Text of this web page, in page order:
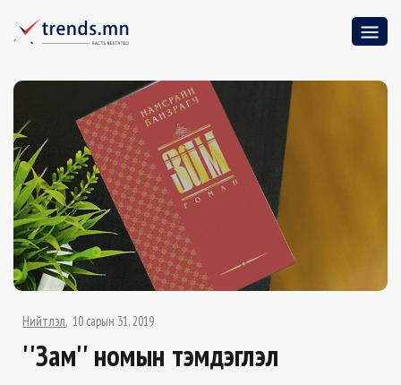
Нийтлэл 10 сарын 31, 2019
''Зам'' номын тэмдэглэл